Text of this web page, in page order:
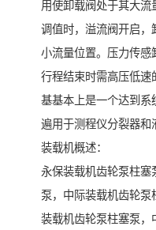
用使卸载阀处于其大
调值时，溢流阀开启，
小流量位置。压力传感
行程结束时需高压低速
基基本上是一个达到系
遍用于测程仪分裂器和
装载机概述：
永保装载机齿轮泵柱塞
泵，中际装载机齿轮
装载机齿轮泵柱塞泵，